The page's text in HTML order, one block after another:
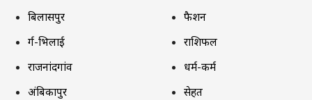
बिलासपुर
दुर्ग-भिलाई
राजनांदगांव
अंबिकापुर
फैशन
राशिफल
धर्म-कर्म
सेहत